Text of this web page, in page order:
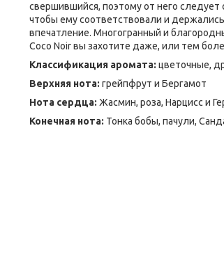
свершившийся, поэтому от него
чтобы ему соответствовали и
впечатление. Многогранный и
Coco Noir вы захотите даже, или тем
Классификация аромата: цветочные,
Верхняя нота: грейпфрут и Бергамот
Нота сердца: Жасмин, роза, Нарцисс и
Конечная нота: Тонка бобы, пачули,